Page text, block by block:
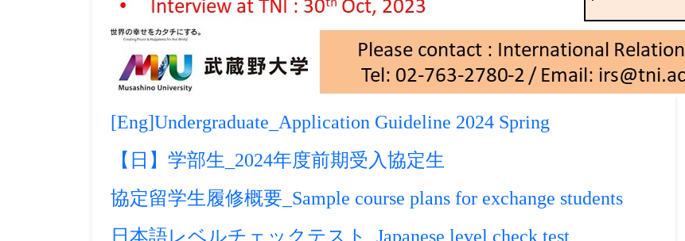
[Eng]Undergraduate_Application Guideline 2024 Spring
【日】学部生_2024年度前期受入協定生
協定留学生履修概要_Sample course plans for exchange students
日本語レベルチェックテスト_Japanese level check test